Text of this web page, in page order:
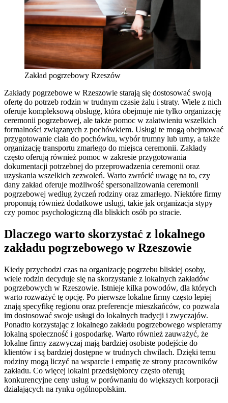
Zakład pogrzebowy Rzeszów
Zakłady pogrzebowe w Rzeszowie starają się dostosować swoją
ofertę do potrzeb rodzin w trudnym czasie żalu i straty. Wiele z nich
oferuje kompleksową obsługę, która obejmuje nie tylko organizację
ceremonii pogrzebowej, ale także pomoc w załatwieniu wszelkich
formalności związanych z pochówkiem. Usługi te mogą obejmować
przygotowanie ciała do pochówku, wybór trumny lub urny, a także
organizację transportu zmarłego do miejsca ceremonii. Zakłady
często oferują również pomoc w zakresie przygotowania
dokumentacji potrzebnej do przeprowadzenia ceremonii oraz
uzyskania wszelkich zezwoleń. Warto zwrócić uwagę na to, czy
dany zakład oferuje możliwość spersonalizowania ceremonii
pogrzebowej według życzeń rodziny oraz zmarłego. Niektóre firmy
proponują również dodatkowe usługi, takie jak organizacja stypy
czy pomoc psychologiczną dla bliskich osób po stracie.
Dlaczego warto skorzystać z lokalnego
zakładu pogrzebowego w Rzeszowie
Kiedy przychodzi czas na organizację pogrzebu bliskiej osoby,
wiele rodzin decyduje się na skorzystanie z lokalnych zakładów
pogrzebowych w Rzeszowie. Istnieje kilka powodów, dla których
warto rozważyć tę opcję. Po pierwsze lokalne firmy często lepiej
znają specyfikę regionu oraz preferencje mieszkańców, co pozwala
im dostosować swoje usługi do lokalnych tradycji i zwyczajów.
Ponadto korzystając z lokalnego zakładu pogrzebowego wspieramy
lokalną społeczność i gospodarkę. Warto również zauważyć, że
lokalne firmy zazwyczaj mają bardziej osobiste podejście do
klientów i są bardziej dostępne w trudnych chwilach. Dzięki temu
rodziny mogą liczyć na wsparcie i empatię ze strony pracowników
zakładu. Co więcej lokalni przedsiębiorcy często oferują
konkurencyjne ceny usług w porównaniu do większych korporacji
działających na rynku ogólnopolskim.